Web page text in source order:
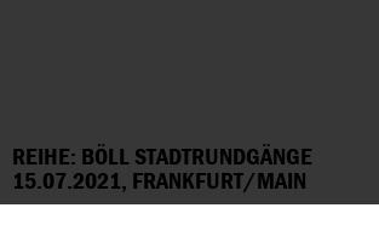
REIHE: BÖLL STADTRUNDGÄNGE
15.07.2021, FRANKFURT/MAIN